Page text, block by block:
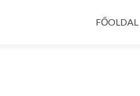
to
FŐOLDAL